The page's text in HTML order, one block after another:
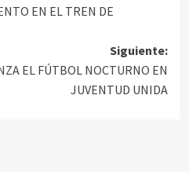
EN EL TREN DE
Siguiente:
EL FÚTBOL NOCTURNO EN
JUVENTUD UNIDA